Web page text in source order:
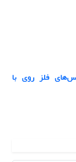
فلز روی با